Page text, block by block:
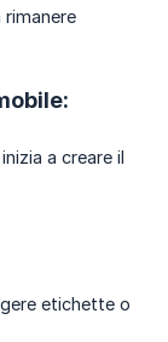
a creare il
etichette o